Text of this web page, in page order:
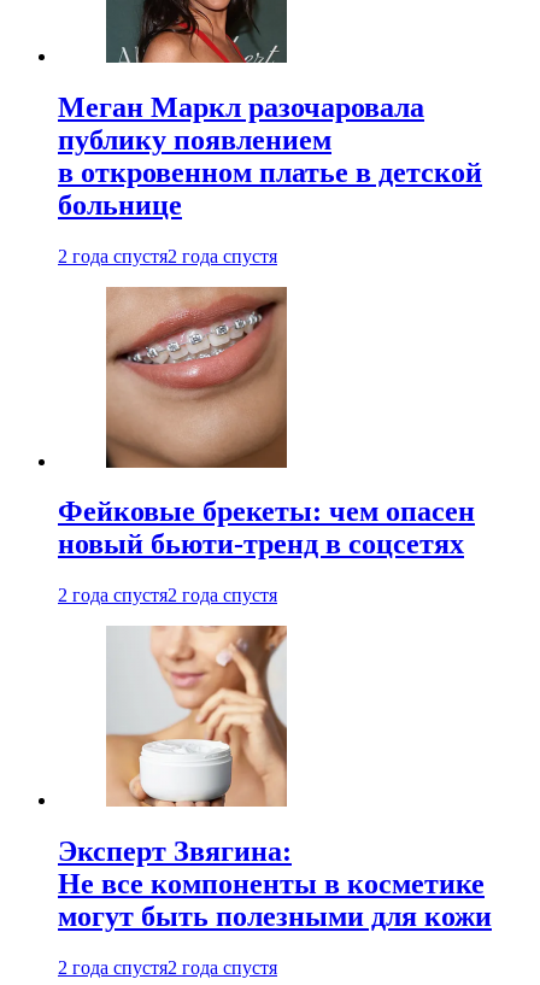
Меган Маркл разочаровала
публику появлением
в откровенном платье в детской
больнице
2 года спустя2 года спустя
Фейковые брекеты: чем опасен
новый бьюти-тренд в соцсетях
2 года спустя2 года спустя
Эксперт Звягина:
Не все компоненты в косметике
могут быть полезными для кожи
2 года спустя2 года спустя